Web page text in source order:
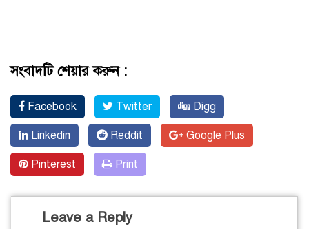
সংবাদটি শেয়ার করুন :
Facebook Twitter Digg
Linkedin Reddit Google Plus
Pinterest Print
Leave a Reply